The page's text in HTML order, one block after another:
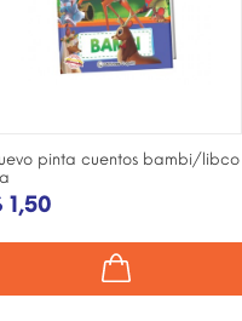
pinta cuentos bambi/libco
1,50